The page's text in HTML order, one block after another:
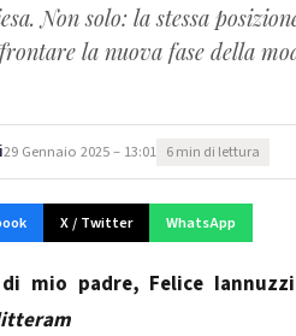
Non solo: la stessa
la nuova fase della
29 Gennaio 2025 – 13:01 6 min di lettura
X / Twitter WhatsApp
mio padre, Felice